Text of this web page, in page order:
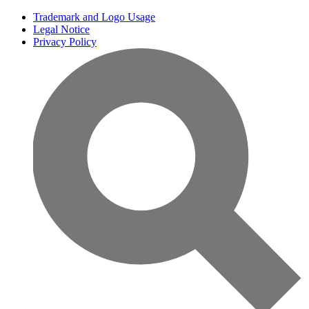
Trademark and Logo Usage
Legal Notice
Privacy Policy